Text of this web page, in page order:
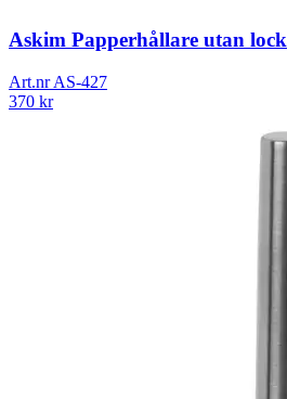
Askim Papperhållare utan lock
Art.nrAS-427
370 kr